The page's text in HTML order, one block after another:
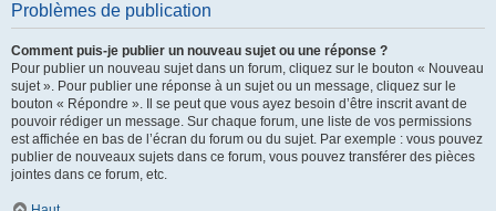
Problèmes de publication
Comment puis-je publier un nouveau sujet ou une réponse ?
Pour publier un nouveau sujet dans un forum, cliquez sur le bouton « Nouveau
sujet ». Pour publier une réponse à un sujet ou un message, cliquez sur le
bouton « Répondre ». Il se peut que vous ayez besoin d’être inscrit avant de
pouvoir rédiger un message. Sur chaque forum, une liste de vos permissions
est affichée en bas de l’écran du forum ou du sujet. Par exemple : vous pouvez
publier de nouveaux sujets dans ce forum, vous pouvez transférer des pièces
jointes dans ce forum, etc.